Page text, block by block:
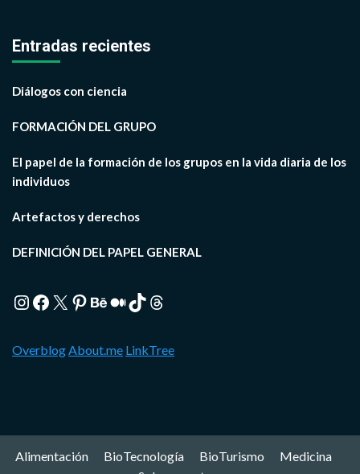
Entradas recientes
Diálogos con ciencia
FORMACIÓN DEL GRUPO
El papel de la formación de los grupos en la vida diaria de los
individuos
Artefactos y derechos
DEFINICIÓN DEL PAPEL GENERAL
Instagram
Facebook
X Pinterest
Behance
Medium
TikTokThreads
OverblogAbout.me LinkTree
Alimentación BioTecnología BioTurismo
Medicina